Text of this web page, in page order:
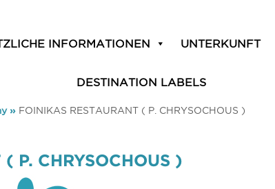
INFORMATIONEN UNTERKUNFT
DESTINATION LABELS
» FOINIKAS RESTAURANT ( P. CHRYSOCHOUS )
P. CHRYSOCHOUS )